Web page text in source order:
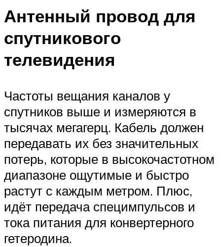
Антенный провод для
спутникового
телевидения
Частоты вещания каналов у
спутников выше и измеряются в
тысячах мегагерц. Кабель должен
передавать их без значительных
потерь, которые в высокочастотном
диапазоне ощутимые и быстро
растут с каждым метром. Плюс,
идёт передача специмпульсов и
тока питания для конвертерного
гетеродина.